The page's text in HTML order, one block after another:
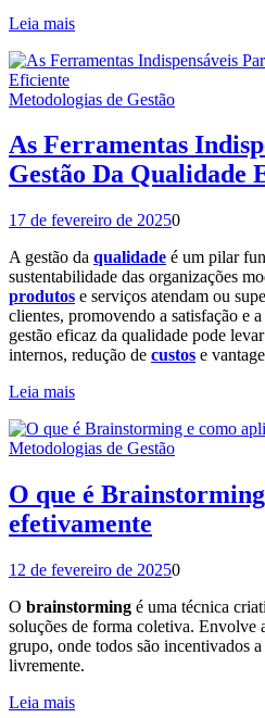
Leia mais
Metodologias de Gestão
As Ferramentas
Gestão Da Qualidade
17 de fevereiro de 20250
A gestão da qualidade é um pilar
sustentabilidade das organizações
produtos e serviços atendam ou
clientes, promovendo a satisfação e
gestão eficaz da qualidade pode
internos, redução de custos e
Leia mais
Metodologias de Gestão
O que é
efetivamente
12 de fevereiro de 20250
O brainstorming é uma técnica
soluções de forma coletiva. Envolve
grupo, onde todos são incentivados
livremente.
Leia mais